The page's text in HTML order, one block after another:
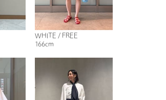
WHITE / FREE
166cm